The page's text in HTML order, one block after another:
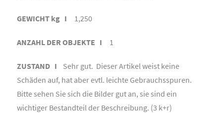
GEWICHT kg I 1,250
ANZAHL DER OBJEKTE I 1
ZUSTAND I Sehr gut. Dieser Artikel weist keine
Schäden auf, hat aber evtl. leichte Gebrauchsspuren.
Bitte sehen Sie sich die Bilder gut an, sie sind ein
wichtiger Bestandteil der Beschreibung. (3 k+r)